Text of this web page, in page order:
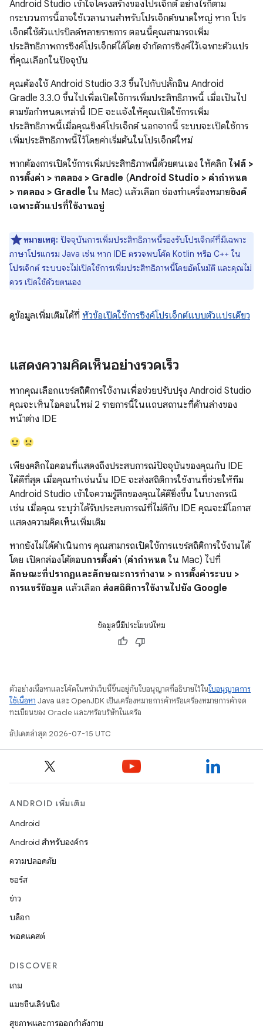
Android Studio เข้าใจโครงสร้างของโปรเจ็กต์ อย่างไรก็ตาม
กระบวนการนี้อาจใช้เวลานานสำหรับโปรเจ็กต์ขนาดใหญ่ หาก โปร
เจ็กต์ใช้ตัวแปรบิลด์หลายรายการ ตอนนี้คุณสามารถเพิ่ม
ประสิทธิภาพการซิงค์โปรเจ็กต์ได้โดย จำกัดการซิงค์ไว้เฉพาะตัวแปร
ที่คุณเลือกในปัจจุบัน
คุณต้องใช้ Android Studio 3.3 ขึ้นไปกับปลั๊กอิน Android
Gradle 3.3.0 ขึ้นไปเพื่อเปิดใช้การเพิ่มประสิทธิภาพนี้ เมื่อเป็นไป
ตามข้อกำหนดเหล่านี้ IDE จะแจ้งให้คุณเปิดใช้การเพิ่ม
ประสิทธิภาพนี้เมื่อคุณซิงค์โปรเจ็กต์ นอกจากนี้ ระบบจะเปิดใช้การ
เพิ่มประสิทธิภาพนี้ไว้โดยค่าเริ่มต้นในโปรเจ็กต์ใหม่
หากต้องการเปิดใช้การเพิ่มประสิทธิภาพนี้ด้วยตนเอง ให้คลิก ไฟล์ >
การตั้งค่า > ทดลอง > Gradle (Android Studio > ค่ากำหนด
> ทดลอง > Gradle ใน Mac) แล้วเลือก ช่องทำเครื่องหมายซิงค์
เฉพาะตัวแปรที่ใช้งานอยู่
หมายเหตุ: ปัจจุบันการเพิ่มประสิทธิภาพนี้รองรับโปรเจ็กต์ที่มีเฉพาะ
ภาษาโปรแกรม Java เช่น หาก IDE ตรวจพบโค้ด Kotlin หรือ C++ ใน
โปรเจ็กต์ ระบบจะไม่เปิดใช้การเพิ่มประสิทธิภาพนี้โดยอัตโนมัติ และคุณไม่
ควร เปิดใช้ด้วยตนเอง
ดูข้อมูลเพิ่มเติมได้ที่ หัวข้อเปิดใช้การซิงค์โปรเจ็กต์แบบตัวแปรเดียว
แสดงความคิดเห็นอย่างรวดเร็ว
หากคุณเลือกแชร์สถิติการใช้งานเพื่อช่วยปรับปรุง Android Studio
คุณจะเห็นไอคอนใหม่ 2 รายการนี้ในแถบสถานะที่ด้านล่างของ
หน้าต่าง IDE
เพียงคลิกไอคอนที่แสดงถึงประสบการณ์ปัจจุบันของคุณกับ IDE
ได้ดีที่สุด เมื่อคุณทำเช่นนั้น IDE จะส่งสถิติการใช้งานที่ช่วยให้ทีม
Android Studio เข้าใจความรู้สึกของคุณได้ดียิ่งขึ้น ในบางกรณี
เช่น เมื่อคุณ ระบุว่าได้รับประสบการณ์ที่ไม่ดีกับ IDE คุณจะมีโอกาส
แสดงความคิดเห็นเพิ่มเติม
หากยังไม่ได้ดำเนินการ คุณสามารถเปิดใช้การแชร์สถิติการใช้งานได้
โดย เปิดกล่องโต้ตอบการตั้งค่า (ค่ากำหนด ใน Mac) ไปที่
ลักษณะที่ปรากฏและลักษณะการทำงาน > การตั้งค่าระบบ >
การแชร์ข้อมูล แล้วเลือก ส่งสถิติการใช้งานไปยัง Google
ข้อมูลนี้มีประโยชน์ไหม
ตัวอย่างเนื้อหาและโค้ดในหน้าเว็บนี้ขึ้นอยู่กับใบอนุญาตที่อธิบายไว้ในใบอนุญาตการ
ใช้เนื้อหา Java และ OpenJDK เป็นเครื่องหมายการค้าหรือเครื่องหมายการค้าจด
ทะเบียนของ Oracle และ/หรือบริษัทในเครือ
อัปเดตล่าสุด 2026-07-15 UTC
ANDROID เพิ่มเติม
Android
Android สำหรับองค์กร
ความปลอดภัย
ซอร์ส
ข่าว
บล็อก
พอดแคสต์
DISCOVER
เกม
แมชชีนเลิร์นนิง
สุขภาพและการออกกำลังกาย